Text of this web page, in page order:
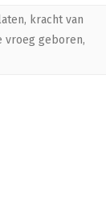
, kracht van
vroeg geboren,